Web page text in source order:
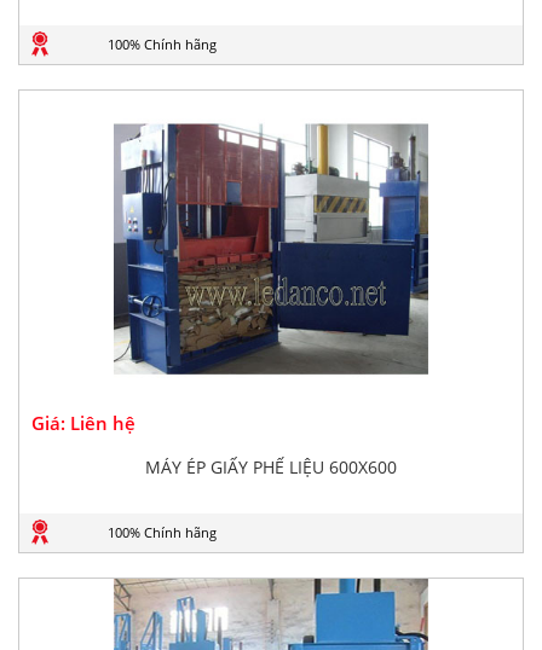
100% Chính hãng
Giá: Liên hệ
MÁY ÉP GIẤY PHẾ LIỆU 600X600
100% Chính hãng